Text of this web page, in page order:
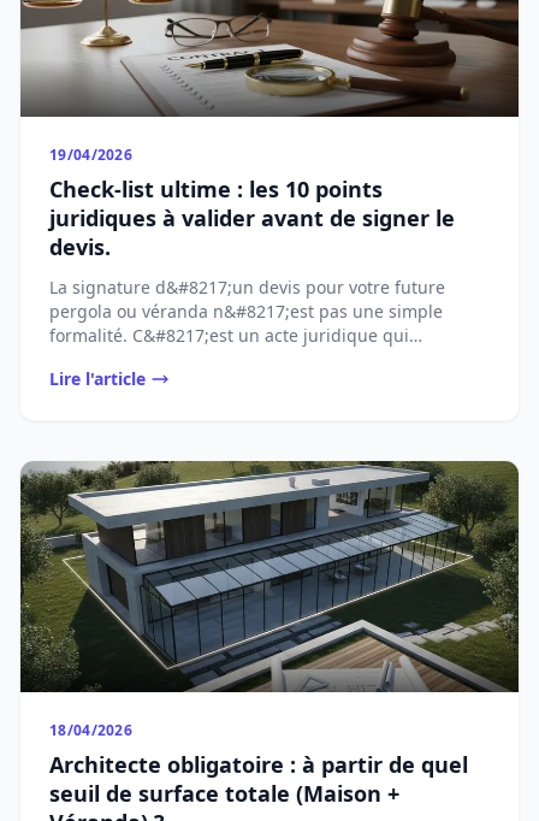
19/04/2026
Check-list ultime : les 10 points
juridiques à valider avant de signer le
devis.
La signature d&#8217;un devis pour votre future
pergola ou véranda n&#8217;est pas une simple
formalité. C&#8217;est un acte juridique qui
Lire l'article
18/04/2026
Architecte obligatoire : à partir de quel
seuil de surface totale (Maison +